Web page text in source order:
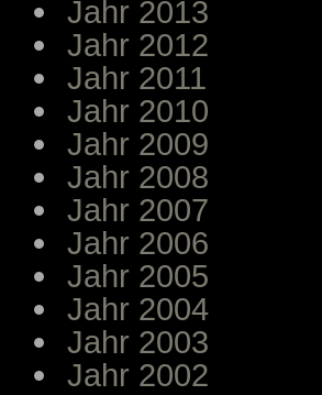
Jahr 2013
Jahr 2012
Jahr 2011
Jahr 2010
Jahr 2009
Jahr 2008
Jahr 2007
Jahr 2006
Jahr 2005
Jahr 2004
Jahr 2003
Jahr 2002